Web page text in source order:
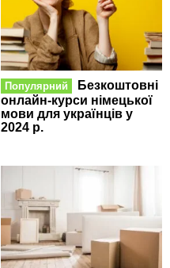
Популярний
Безкоштовні
онлайн-курси німецької
мови для українців у
2024 р.